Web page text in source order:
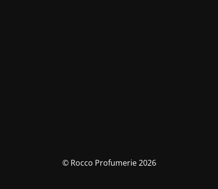
© Rocco Profumerie 2026